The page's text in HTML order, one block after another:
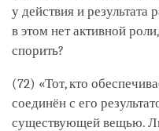
у действия и результата
в этом нет активной
спорить?
(72) «Тот, кто
соединён с его
существующей вещью.